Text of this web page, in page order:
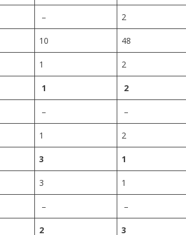
– 2
10 48
1 2
1 2
– –
1 2
3 1
3 1
– –
2 3